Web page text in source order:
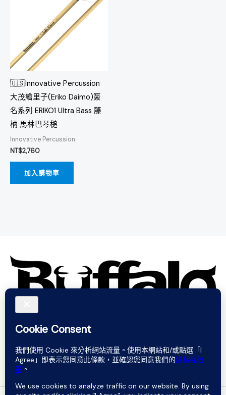
🇺🇸Innovative Percussion
大茂繪里子(Eriko Daimo)簽
名系列 ERIKO1 Ultra Bass 藤
柄 馬林巴琴槌
Innovative Percussion
NT$2,760
加入購物車
Do not rely on words. Believe in sound.